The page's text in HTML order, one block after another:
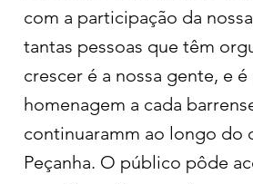
com a participação da
tantas pessoas que têm
crescer é a nossa gente, e
homenagem a cada
continuaramm ao longo do
Peçanha. O público pôde